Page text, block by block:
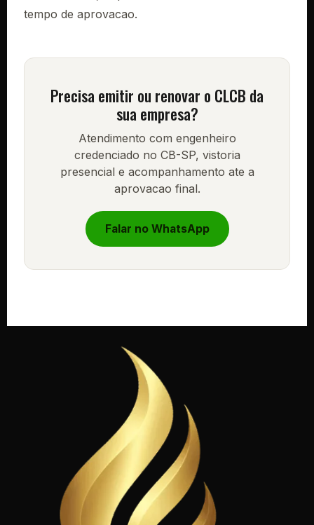
tempo de aprovacao.
Precisa emitir ou renovar o CLCB da
sua empresa?
Atendimento com engenheiro
credenciado no CB-SP, vistoria
presencial e acompanhamento ate a
aprovacao final.
Falar no WhatsApp